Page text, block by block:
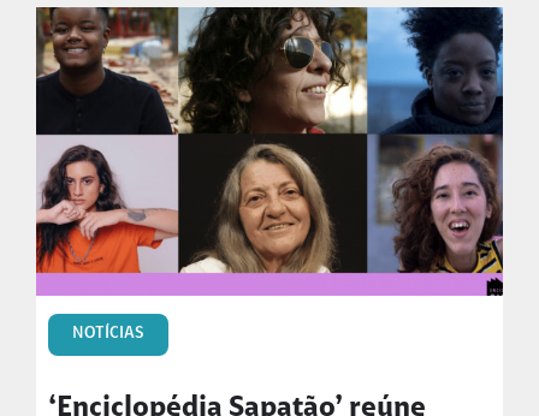
NOTÍCIAS
‘Enciclopédia Sapatão’ reúne